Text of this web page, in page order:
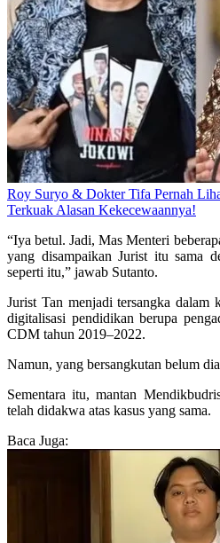
Roy Suryo & Dokter Tifa Pernah
Terkuak Alasan Kekecewaannya!
“Iya betul. Jadi, Mas Menteri
yang disampaikan Jurist itu sama
seperti itu,” jawab Sutanto.
Jurist Tan menjadi tersangka dalam
digitalisasi pendidikan berupa
CDM tahun 2019–2022.
Namun, yang bersangkutan belum
Sementara itu, mantan
telah didakwa atas kasus yang sama.
Baca Juga: